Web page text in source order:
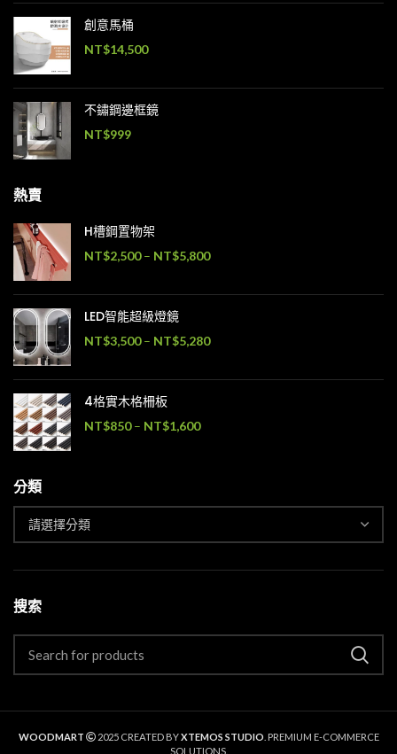
創意馬桶
NT$14,500
不鏽鋼邊框鏡
NT$999
熱賣
H槽鋼置物架
NT$2,500 – NT$5,800
LED智能超級燈鏡
NT$3,500 – NT$5,280
4格實木格柵板
NT$850 – NT$1,600
分類
搜索
WOODMART 2025 CREATED BYXTEMOS STUDIO . PREMIUM E-COMMERCE
SOLUTIONS.